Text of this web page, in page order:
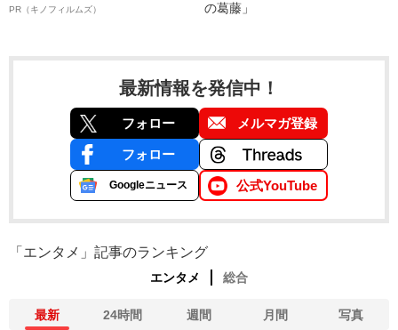
PR（キノフィルムズ）
の葛藤」
最新情報を発信中！
フォロー メルマガ登録
フォロー
Googleニュース 公式YouTube
「エンタメ」記事のランキング
エンタメ 総合
最新 24時間 週間 月間 写真